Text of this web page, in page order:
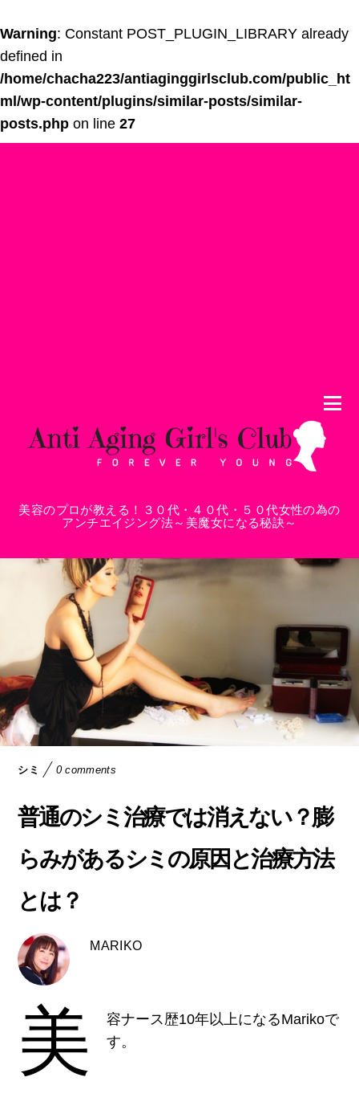
Warning: Constant POST_PLUGIN_LIBRARY already
defined in
/home/chacha223/antiaginggirlsclub.com/public_ht
ml/wp-content/plugins/similar-posts/similar-
posts.php on line 27
美容のプロが教える！３０代・４０代・５０代女性の為の
アンチエイジング法～美魔女になる秘訣～
シミ 0 comments
普通のシミ治療では消えない？膨
らみがあるシミの原因と治療方法
とは？
MARIKO
美
容ナース歴10年以上になるMarikoで
す。